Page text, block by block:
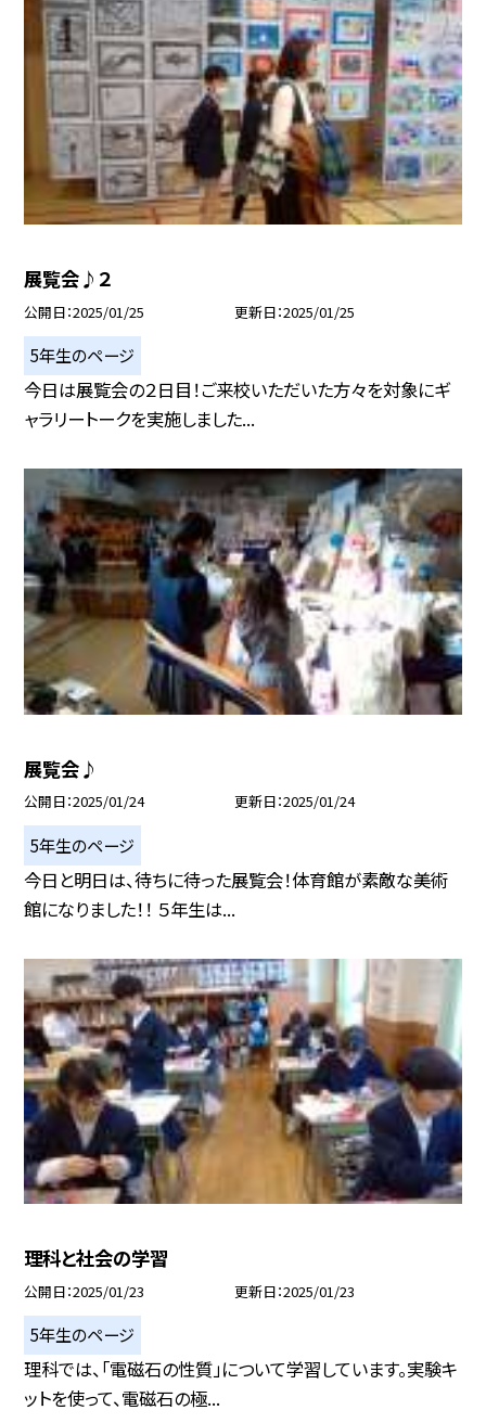
展覧会♪２
公開日 2025/01/25 更新日 2025/01/25
5年生のページ
今日は展覧会の２日目！ご来校いただいた方々を対象にギ
ャラリートークを実施しました...
展覧会♪
公開日 2025/01/24 更新日 2025/01/24
5年生のページ
今日と明日は、待ちに待った展覧会！体育館が素敵な美術
館になりました！！ ５年生は...
理科と社会の学習
公開日 2025/01/23 更新日 2025/01/23
5年生のページ
理科では、「電磁石の性質」について学習しています。実験キ
ットを使って、電磁石の極...